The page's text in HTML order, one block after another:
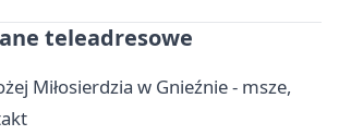
teleadresowe
Miłosierdzia w Gnieźnie - msze,